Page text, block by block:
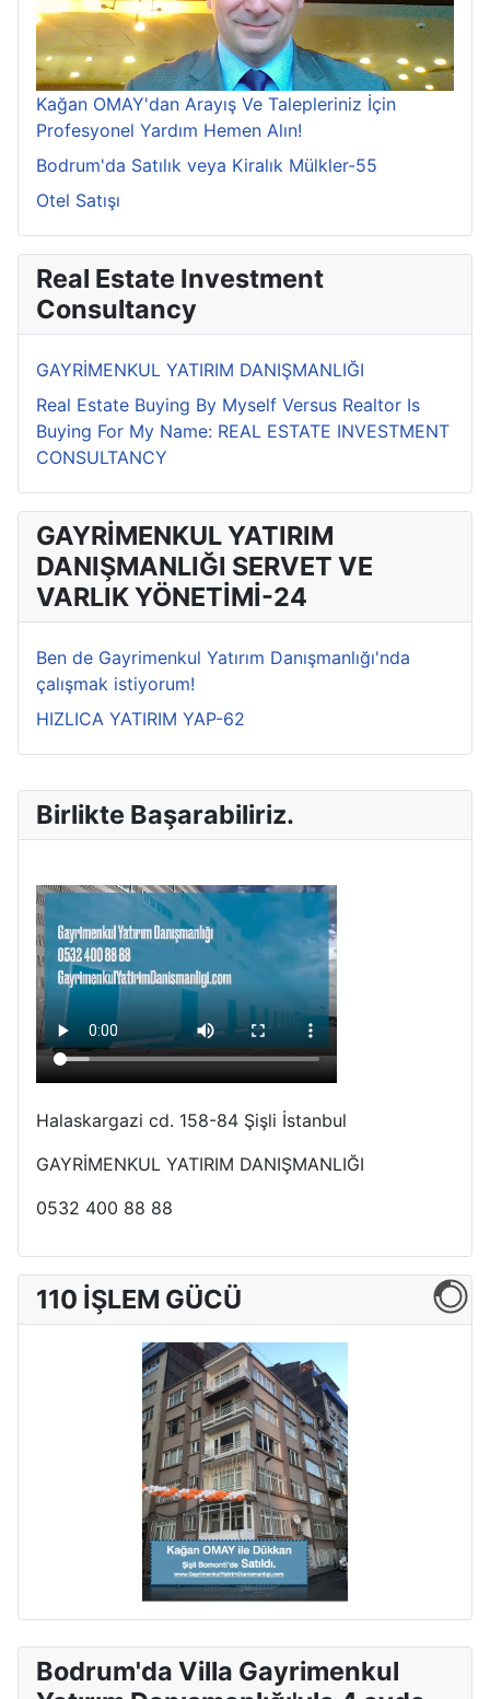
Birlikte Başarabiliriz.
Halaskargazi cd. 158-84 Şişli İstanbul
GAYRİMENKUL YATIRIM DANIŞMANLIĞI
0532 400 88 88
110 İŞLEM GÜCÜ
Kağan OMAY'dan Arayış Ve Talepleriniz İçin
Profesyonel Yardım Hemen Alın!
Bodrum'da Satılık veya Kiralık Mülkler-55
Otel Satışı
Real Estate Investment
Consultancy
GAYRİMENKUL YATIRIM DANIŞMANLIĞI
Real Estate Buying By Myself Versus Realtor Is
Buying For My Name: REAL ESTATE INVESTMENT
CONSULTANCY
GAYRİMENKUL YATIRIM
DANIŞMANLIĞI SERVET VE
VARLIK YÖNETİMİ-24
Ben de Gayrimenkul Yatırım Danışmanlığı'nda
çalışmak istiyorum!
HIZLICA YATIRIM YAP-62
Bodrum'da Villa Gayrimenkul